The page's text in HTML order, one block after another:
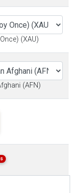
(XAU)
(AFN)